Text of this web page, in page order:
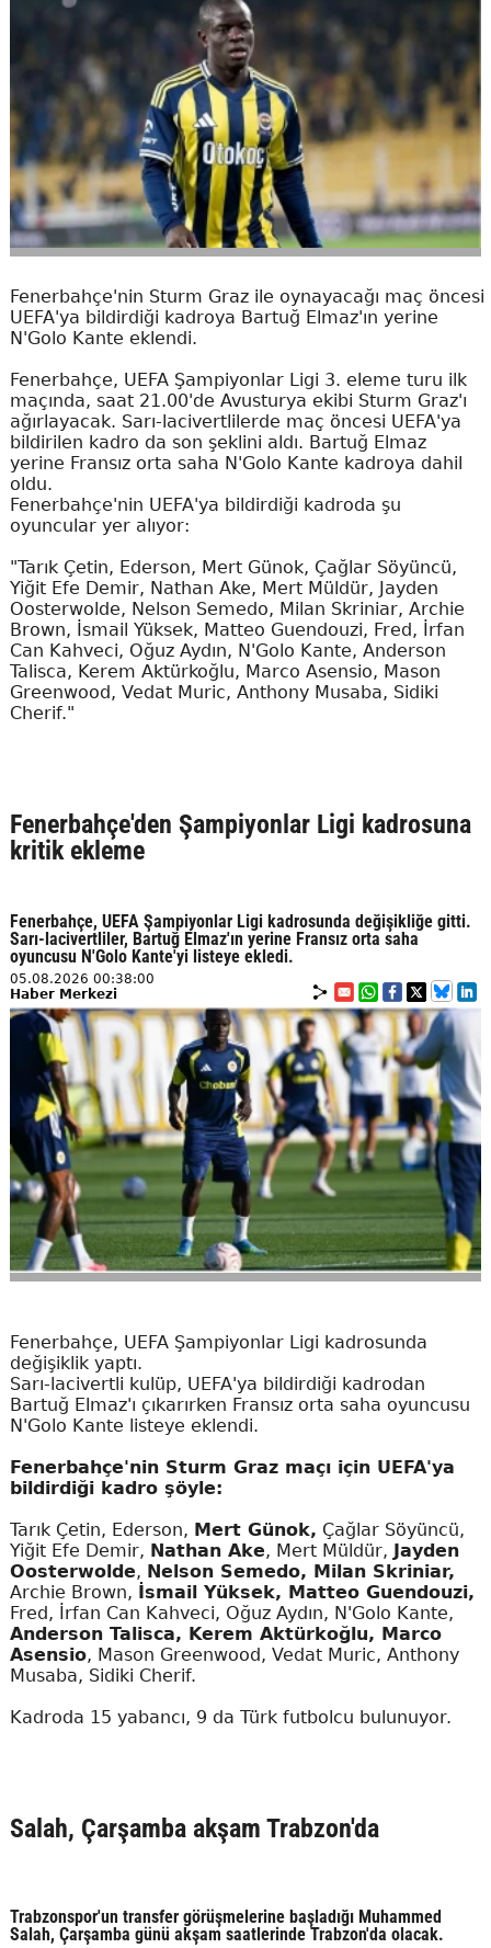
Fenerbahçe'nin Sturm Graz ile oynayacağı maç öncesi
UEFA'ya bildirdiği kadroya Bartuğ Elmaz'ın yerine
N'Golo Kante eklendi.
Fenerbahçe, UEFA Şampiyonlar Ligi 3. eleme turu ilk
maçında, saat 21.00'de Avusturya ekibi Sturm Graz'ı
ağırlayacak. Sarı-lacivertlilerde maç öncesi UEFA'ya
bildirilen kadro da son şeklini aldı. Bartuğ Elmaz
yerine Fransız orta saha N'Golo Kante kadroya dahil
oldu.
Fenerbahçe'nin UEFA'ya bildirdiği kadroda şu
oyuncular yer alıyor:
"Tarık Çetin, Ederson, Mert Günok, Çağlar Söyüncü,
Yiğit Efe Demir, Nathan Ake, Mert Müldür, Jayden
Oosterwolde, Nelson Semedo, Milan Skriniar, Archie
Brown, İsmail Yüksek, Matteo Guendouzi, Fred, İrfan
Can Kahveci, Oğuz Aydın, N'Golo Kante, Anderson
Talisca, Kerem Aktürkoğlu, Marco Asensio, Mason
Greenwood, Vedat Muric, Anthony Musaba, Sidiki
Cherif."
Fenerbahçe'den Şampiyonlar Ligi kadrosuna
kritik ekleme
Fenerbahçe, UEFA Şampiyonlar Ligi kadrosunda değişikliğe gitti.
Sarı-lacivertliler, Bartuğ Elmaz'ın yerine Fransız orta saha
oyuncusu N'Golo Kante'yi listeye ekledi.
05.08.2026 00:38:00
Haber Merkezi
Fenerbahçe, UEFA Şampiyonlar Ligi kadrosunda
değişiklik yaptı.
Sarı-lacivertli kulüp, UEFA'ya bildirdiği kadrodan
Bartuğ Elmaz'ı çıkarırken Fransız orta saha oyuncusu
N'Golo Kante listeye eklendi.
Fenerbahçe'nin Sturm Graz maçı için UEFA'ya
bildirdiği kadro şöyle:
Tarık Çetin, Ederson, Mert Günok, Çağlar Söyüncü,
Yiğit Efe Demir, Nathan Ake, Mert Müldür,
Jayden
Oosterwolde, Nelson Semedo, Milan Skriniar,
Archie Brown,
İsmail Yüksek, Matteo Guendouzi,
Fred, İrfan Can Kahveci, Oğuz Aydın, N'Golo Kante,
Anderson Talisca, Kerem Aktürkoğlu, Marco
Asensio, Mason Greenwood, Vedat Muric, Anthony
Musaba, Sidiki Cherif.
Kadroda 15 yabancı, 9 da Türk futbolcu bulunuyor.
Salah, Çarşamba akşam Trabzon'da
Trabzonspor'un transfer görüşmelerine başladığı Muhammed
Salah, Çarşamba günü akşam saatlerinde Trabzon'da olacak.